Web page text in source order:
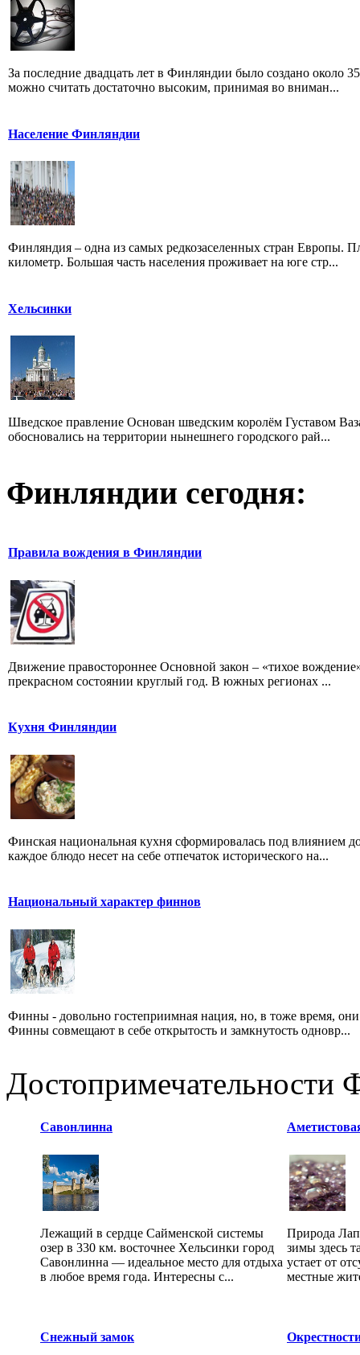
За последние двадцать лет в Финляндии было создано около
можно считать достаточно высоким, принимая во вниман...
Население Финляндии
Финляндия – одна из самых редкозаселенных стран Европы.
километр. Большая часть населения проживает на юге стр...
Хельсинки
Шведское правление Основан шведским королём Густавом
обосновались на территории нынешнего городского рай...
Финляндии сегодня:
Правила вождения в Финляндии
Движение правостороннее Основной закон – «тихое
прекрасном состоянии круглый год. В южных регионах ...
Кухня Финляндии
Финская национальная кухня сформировалась под влиянием
каждое блюдо несет на себе отпечаток исторического на...
Национальный характер финнов
Финны - довольно гостеприимная нация, но, в тоже время,
Финны совмещают в себе открытость и замкнутость одновр...
Достопримечательности
Савонлинна
Лежащий в сердце Сайменской системы
озер в 330 км. восточнее Хельсинки город
Савонлинна — идеальное место для отдыха
в любое время года. Интересны с...
Природа
зимы здесь
устает от
местные
Снежный замок